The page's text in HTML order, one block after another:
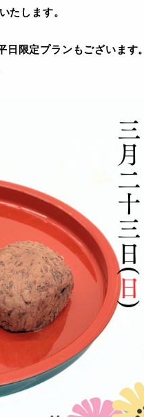
たします。
限定プランもございます。